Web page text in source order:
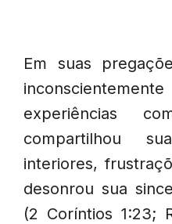
Em suas
experiências
compartilhou
interiores,
desonrou sua
(2 Coríntios 1:23;